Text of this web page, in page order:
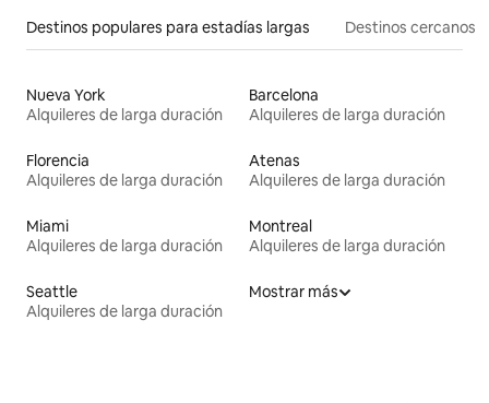
Destinos populares para estadías largas Destinos cercanos
Nueva York
Alquileres de larga duración
Barcelona
Alquileres de larga duración
Florencia
Alquileres de larga duración
Atenas
Alquileres de larga duración
Miami
Alquileres de larga duración
Montreal
Alquileres de larga duración
Seattle
Alquileres de larga duración
Mostrar más